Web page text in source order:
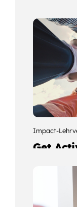
Mehr
Impact-
Get
Mehr